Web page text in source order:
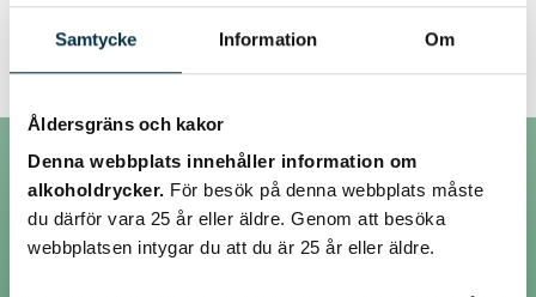
Samtycke Information Om
Åldersgräns och kakor
Denna webbplats innehåller information om
alkoholdrycker. För besök på denna webbplats måste
du därför vara 25 år eller äldre. Genom att besöka
webbplatsen intygar du att du är 25 år eller äldre.
knäck??
Inlägg